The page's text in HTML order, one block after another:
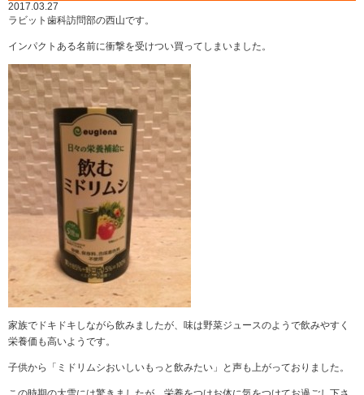
2017.03.27
ラビット歯科訪問部の西山です。
インパクトある名前に衝撃を受けつい買ってしまいました。
家族でドキドキしながら飲みましたが、味は野菜ジュースのようで飲みやすく
栄養価も高いようです。
子供から「ミドリムシおいしいもっと飲みたい」と声も上がっておりました。